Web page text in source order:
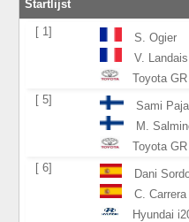
Startlijst
[ 1]
S. Ogier
V. Landais
Toyota
[ 5]
Sami
M.
Toyota
[ 6]
Dani
C. Carrera
Hyundai